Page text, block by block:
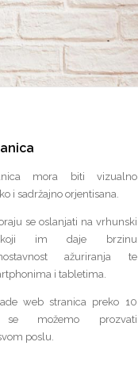
mora biti vizualno
i sadržajno orjentisana.
se oslanjati na vrhunski
im daje brzinu
ažuriranja te
i tabletima.
web stranica preko 10
možemo prozvati
poslu.